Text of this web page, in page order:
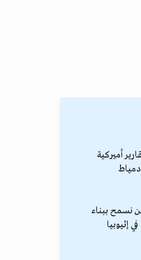
أميركية
نسمح ببناء
إثيوبيا